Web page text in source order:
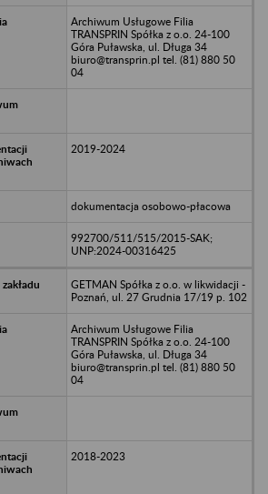
Archiwum Usługowe Filia
TRANSPRIN Spółka z o.o. 24-100
Góra Puławska, ul. Długa 34
biuro@transprin.pl tel. (81) 880 50
04
2019-2024
dokumentacja osobowo-płacowa
992700/511/515/2015-SAK;
UNP:2024-00316425
GETMAN Spółka z o.o. w likwidacji -
Poznań, ul. 27 Grudnia 17/19 p. 102
Archiwum Usługowe Filia
TRANSPRIN Spółka z o.o. 24-100
Góra Puławska, ul. Długa 34
biuro@transprin.pl tel. (81) 880 50
04
2018-2023